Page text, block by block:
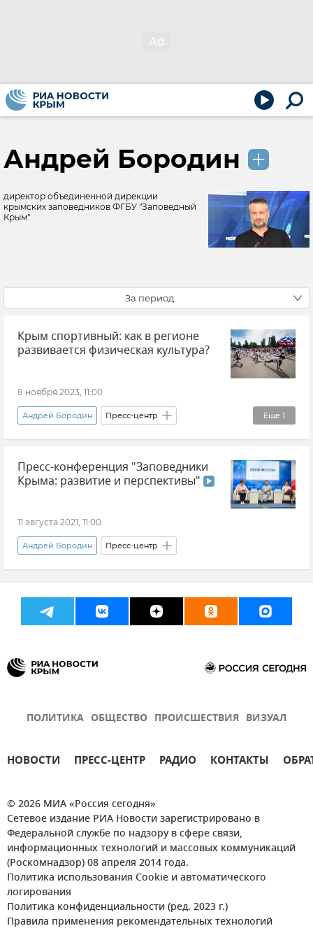
Андрей Бородин
директор объединенной дирекции
крымских заповедников ФГБУ "Заповедный
Крым"
За период
Крым спортивный: как в регионе
развивается физическая культура?
8 ноября 2023, 11:00
Еще 1
Андрей Бородин Пресс-центр
Ольга Торубарова
Пресс-конференция "Заповедники
Крыма: развитие и перспективы"
11 августа 2021, 11:00
Андрей Бородин Пресс-центр
ПОЛИТИКА ОБЩЕСТВО ПРОИСШЕСТВИЯ ВИЗУАЛ
НОВОСТИ ПРЕСС-ЦЕНТР РАДИО КОНТАКТЫ
© 2026 МИА «Россия сегодня»
Сетевое издание РИА Новости зарегистрировано в
Федеральной службе по надзору в сфере связи,
информационных технологий и массовых коммуникаций
(Роскомнадзор) 08 апреля 2014 года.
Политика использования Cookie и автоматического
логирования
Политика конфиденциальности (ред. 2023 г.)
Правила применения рекомендательных технологий